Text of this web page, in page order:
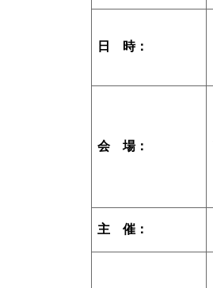
日 時：
会 場：
主 催 ：